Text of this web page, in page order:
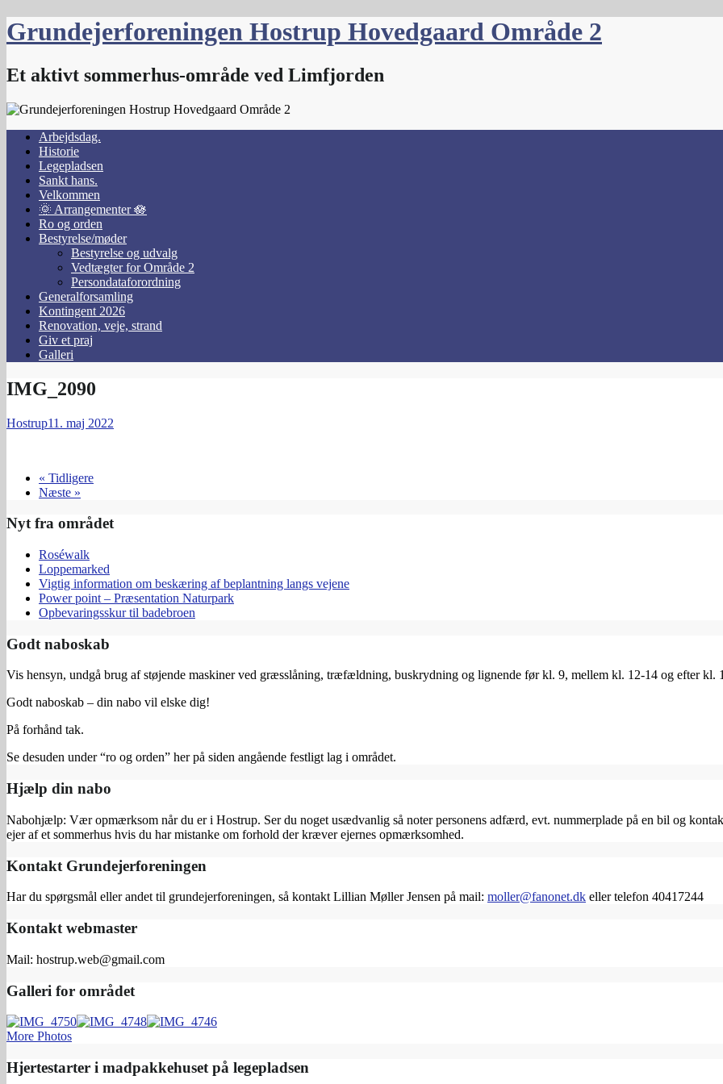
Skip
to
Grundejerforeningen Hostrup Hovedgaard Område 2
Et aktivt sommerhus-område ved Limfjorden
Arbejdsdag.
Historie
Legepladsen
Sankt hans.
Velkommen
🌞 Arrangementer 🪷
Ro og orden
Bestyrelse/møder
Bestyrelse og udvalg
Vedtægter for Område 2
Persondataforordning
Generalforsamling
Kontingent 2026
Renovation, veje, strand
Giv et praj
Galleri
IMG_2090
Hostrup11. maj 2022
« Tidligere
Næste »
Nyt fra området
Roséwalk
Loppemarked
Vigtig information om beskæring af beplantning langs vejene
Power point – Præsentation Naturpark
Opbevaringsskur til badebroen
Godt naboskab
Vis hensyn, undgå brug af støjende maskiner ved græsslåning, træfældning, buskrydning og lignende før kl. 9, mellem kl. 12-14 og efter kl.
Godt naboskab – din nabo vil elske dig!
På forhånd tak.
Se desuden under “ro og orden” her på siden angående festligt lag i området.
Hjælp din nabo
Nabohjælp: Vær opmærksom når du er i Hostrup. Ser du noget usædvanlig så noter personens adfærd, evt. nummerplade på en bil og
ejer af et sommerhus hvis du har mistanke om forhold der kræver ejernes opmærksomhed.
Kontakt Grundejerforeningen
Har du spørgsmål eller andet til grundejerforeningen, så kontakt Lillian Møller Jensen på mail: moller@fanonet.dk eller telefon 40417244
Kontakt webmaster
Mail: hostrup.web@gmail.com
Galleri for området
More Photos
Hjertestarter i madpakkehuset på legepladsen